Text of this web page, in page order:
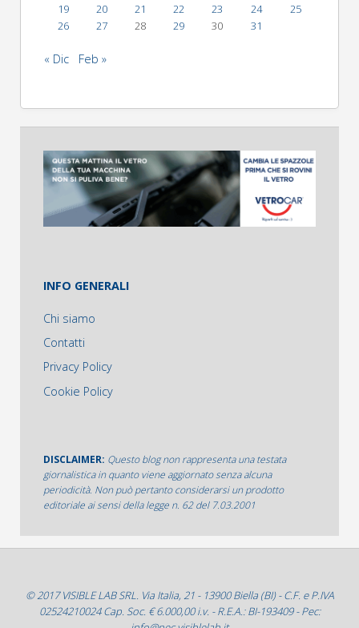
19
20 21 22 23 24
25
26
27 28 29 30 31
« Dic Feb »
INFO GENERALI
Chi siamo
Contatti
Privacy Policy
Cookie Policy
DISCLAIMER: Questo blog non rappresenta una testata
giornalistica in quanto viene aggiornato senza alcuna
periodicità. Non può pertanto considerarsi un prodotto
editoriale ai sensi della legge n. 62 del 7.03.2001
© 2017 VISIBLE LAB SRL. Via Italia, 21 - 13900 Biella (BI) - C.F. e P.IVA
02524210024 Cap. Soc. € 6.000,00 i.v. - R.E.A.: BI-193409 - Pec: